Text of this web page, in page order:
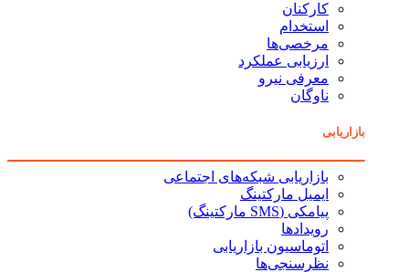
کارکنان
استخدام
مرخصی‌ها
ارزیابی عملکرد
معرفی نیرو
ناوگان
بازاریابی
بازاریابی شبکه‌های اجتماعی
ایمیل مارکتینگ
پیامکی (SMS مارکتینگ)
رویدادها
اتوماسیون بازاریابی
نظرسنجی‌ها